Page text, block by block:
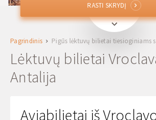
WROVroclavas, Lankija
AYT Antalija, Turkija
Išvykimas
RASTI SKRYDĮ
RASTI SKRYDĮ
Pagrindinis Pigūs lėktuvų bilietai tiesioginiams
Lėktuvų bilietai
Antalija
Aviabilietai iš